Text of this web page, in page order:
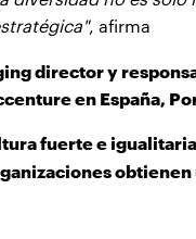
, afirma
director y
en España,
fuerte e